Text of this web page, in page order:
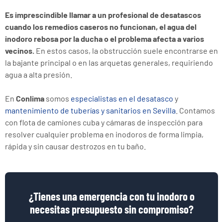
Es imprescindible llamar a un profesional de desatascos
cuando los remedios caseros no funcionan, el agua del
inodoro rebosa por la ducha o el problema afecta a varios
vecinos. En estos casos, la obstrucción suele encontrarse en
la bajante principal o en las arquetas generales, requiriendo
agua a alta presión.
En Conlima somos especialistas en el desatasco y
mantenimiento de tuberías y sanitarios en Sevilla . Contamos
con flota de camiones cuba y cámaras de inspección para
resolver cualquier problema en inodoros de forma limpia,
rápida y sin causar destrozos en tu baño.
¿Tienes una emergencia con tu inodoro o
necesitas presupuesto sin compromiso?